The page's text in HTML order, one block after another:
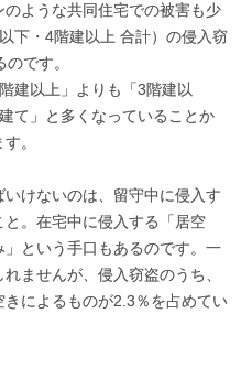
ような共同住宅での被害も少
下・4階建以上 合計）の侵入窃
です。
建以上」よりも「3階建以
て」と多くなっていることか
。
けないのは、留守中に侵入す
。在宅中に侵入する「居空
という手口もあるのです。一
ませんが、侵入窃盗のうち、
によるものが2.3％を占めてい